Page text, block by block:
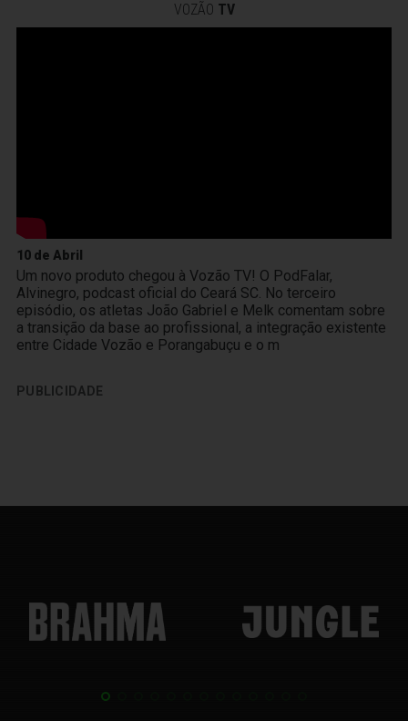
VOZÃO TV
10 de Abril
Um novo produto chegou à Vozão TV! O PodFalar,
Alvinegro, podcast oficial do Ceará SC. No terceiro
episódio, os atletas João Gabriel e Melk comentam sobre
a transição da base ao profissional, a integração existente
entre Cidade Vozão e Porangabuçu e o m
PUBLICIDADE